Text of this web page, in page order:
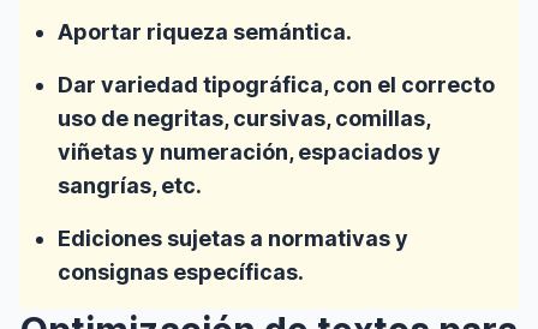
Aportar riqueza semántica.
Dar variedad tipográfica, con el correcto
uso de negritas, cursivas, comillas,
viñetas y numeración, espaciados y
sangrías, etc.
Ediciones sujetas a normativas y
consignas específicas.